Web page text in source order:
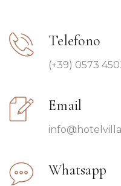
Telefono
(+39) 0573
Email
Whatsapp